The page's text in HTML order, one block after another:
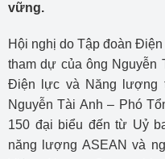
vững.
Hội nghị do Tập đoàn
tham dự của ông Nguyễn
Điện lực và Năng lượng
Nguyễn Tài Anh – Phó
150 đại biểu đến từ Uỷ
năng lượng ASEAN và